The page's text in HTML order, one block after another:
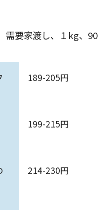
需要家渡し、１kg、90
189-205円
199-215円
214-230円